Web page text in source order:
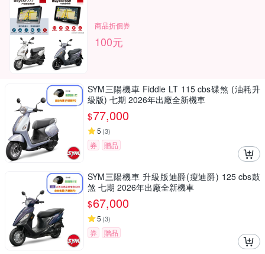
商品折價券
100元
SYM三陽機車 Fiddle LT 115 cbs碟煞 (油耗升
級版) 七期 2026年出廠全新機車
$77,000
5 (3)
券 贈品
SYM三陽機車 升級版迪爵(瘦迪爵) 125 cbs鼓
煞 七期 2026年出廠全新機車
$67,000
5 (3)
券 贈品